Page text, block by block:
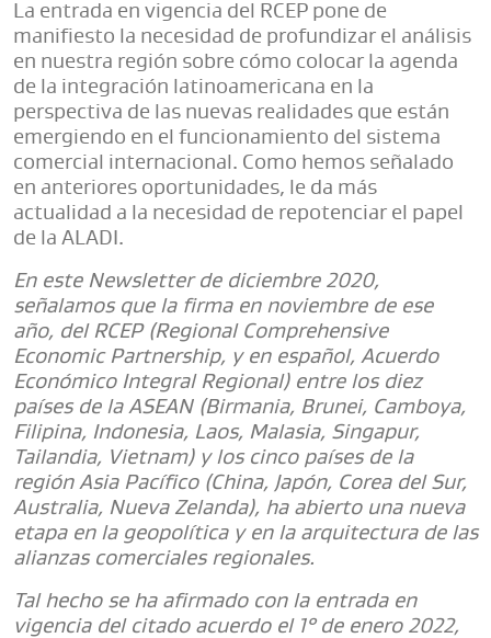
La entrada en vigencia del RCEP pone de
manifiesto la necesidad de profundizar el análisis
en nuestra región sobre cómo colocar la agenda
de la integración latinoamericana en la
perspectiva de las nuevas realidades que están
emergiendo en el funcionamiento del sistema
comercial internacional. Como hemos señalado
en anteriores oportunidades, le da más
actualidad a la necesidad de repotenciar el papel
de la ALADI.
En este Newsletter de diciembre 2020,
señalamos que la firma en noviembre de ese
año, del RCEP (Regional Comprehensive
Economic Partnership, y en español, Acuerdo
Económico Integral Regional) entre los diez
países de la ASEAN (Birmania, Brunei, Camboya,
Filipina, Indonesia, Laos, Malasia, Singapur,
Tailandia, Vietnam) y los cinco países de la
región Asia Pacífico (China, Japón, Corea del Sur,
Australia, Nueva Zelanda), ha abierto una nueva
etapa en la geopolítica y en la arquitectura de las
alianzas comerciales regionales.
Tal hecho se ha afirmado con la entrada en
vigencia del citado acuerdo el 1° de enero 2022,